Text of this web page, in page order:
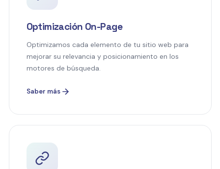
Optimización On-Page
Optimizamos cada elemento de tu sitio web para
mejorar su relevancia y posicionamiento en los
motores de búsqueda.
Saber más